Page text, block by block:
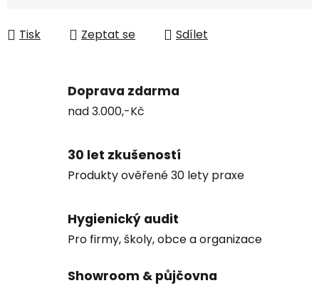
Tisk Zeptat se Sdílet
Doprava zdarma
nad 3.000,-Kč
30 let zkušeností
Produkty ověřené 30 lety praxe
Hygienický audit
Pro firmy, školy, obce a organizace
Showroom & půjčovna